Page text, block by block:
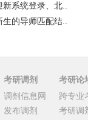
系统登录、北..
的导师匹配结..
考研调剂
调剂信息网
发布调剂
考研论
跨专业
考研调